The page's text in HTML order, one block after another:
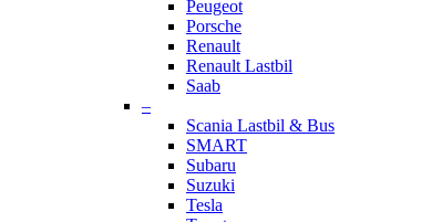
Peugeot
Porsche
Renault
Renault Lastbil
Saab
–
Scania Lastbil & Bus
SMART
Subaru
Suzuki
Tesla